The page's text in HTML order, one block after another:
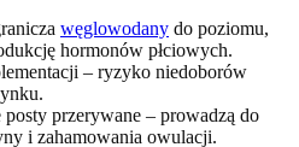
węglowodany do poziomu,
hormonów płciowych.
– ryzyko niedoborów
przerywane – prowadzą do
i zahamowania owulacji.